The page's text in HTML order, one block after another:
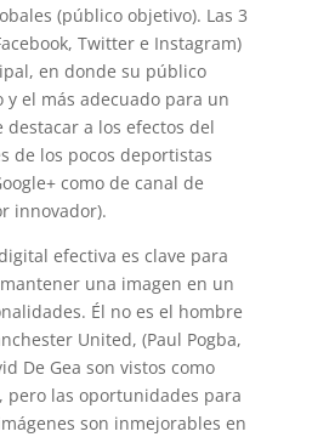
(público objetivo). Las 3
Twitter e Instagram)
en donde su público
el más adecuado para un
a los efectos del
de los pocos deportistas
como de canal de
innovador).
efectiva es clave para
una imagen en un
Él no es el hombre
United, (Paul Pogba,
De Gea son vistos como
pero las oportunidades para
son inmejorables en